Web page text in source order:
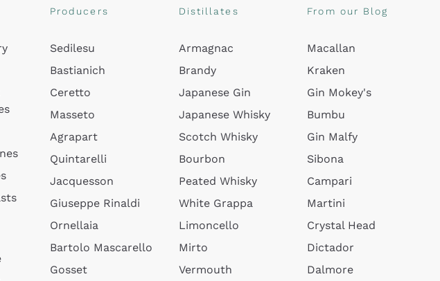
Producers
Sedilesu
Bastianich
Ceretto
Masseto
Agrapart
Quintarelli
Jacquesson
Giuseppe Rinaldi
Ornellaia
Bartolo Mascarello
Gosset
Distillates
Armagnac
Brandy
Japanese Gin
Japanese Whisky
Scotch Whisky
Bourbon
Peated Whisky
White Grappa
Limoncello
Mirto
Vermouth
From our Blog
Macallan
Kraken
Gin Mokey's
Bumbu
Gin Malfy
Sibona
Campari
Martini
Crystal Head
Dictador
Dalmore